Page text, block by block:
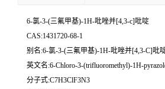
6-氯-3-(三氟甲基)-1H-吡唑并[4,3-c]吡啶
CAS:1431720-68-1
别名:6-氯-3-(三氟甲基)-1H-吡唑并[4,3-C]吡
英文名:6-Chloro-3-(trifluoromethyl)-1H-
分子式:C7H3ClF3N3